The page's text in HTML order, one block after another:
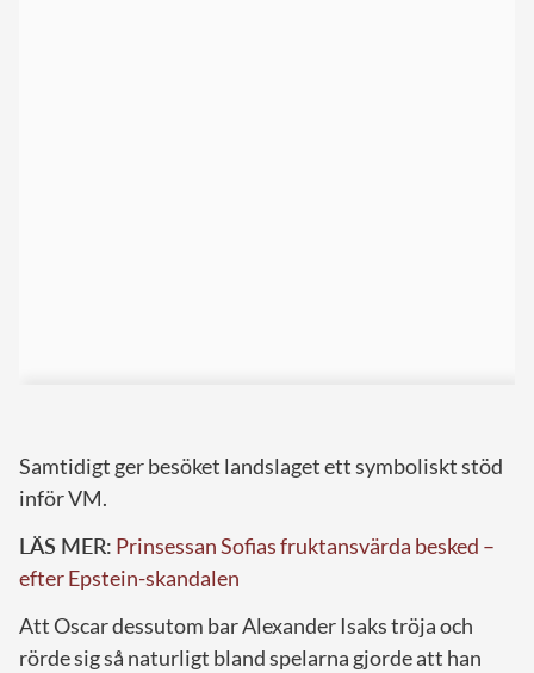
Samtidigt ger besöket landslaget ett symboliskt stöd
inför VM.
LÄS MER: Prinsessan Sofias fruktansvärda besked –
efter Epstein-skandalen
Att Oscar dessutom bar Alexander Isaks tröja och
rörde sig så naturligt bland spelarna gjorde att han